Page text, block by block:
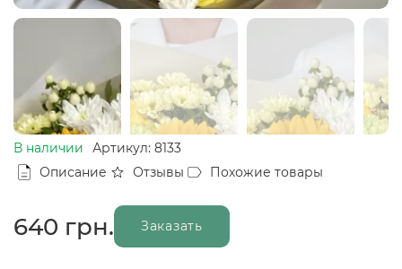
В наличии
Артикул: 8133
Описание
Отзывы Похожие товары
640 грн. Заказать